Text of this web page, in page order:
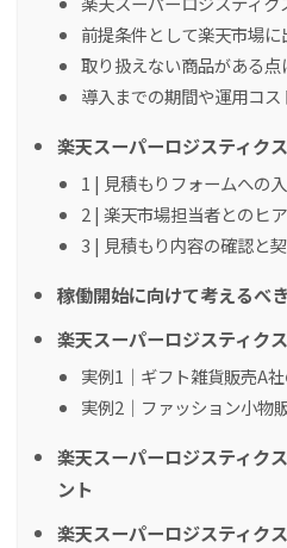
前提条件として楽天市場
取り扱えない商品がある点
導入までの期間や運用コ
楽天スーパーロジスティク
1 | 見積もりフォームへの
2 | 楽天市場担当者とのヒ
3 | 見積もり内容の確認と
稼働開始に向けて考えるべ
楽天スーパーロジスティク
実例1｜ギフト雑貨販売A
実例2｜ファッション小物
楽天スーパーロジスティク
ント
楽天スーパーロジスティク